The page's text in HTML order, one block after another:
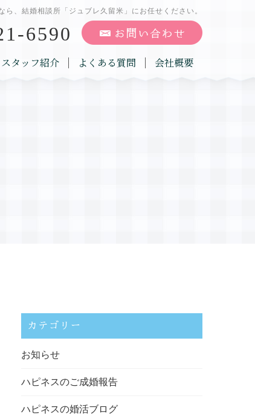
ら、結婚相談所「ジュブレ久留米」にお任せください。
6590
スタッフ紹介 よくある質問 会社概要
カテゴリー
お知らせ
ハピネスのご成婚報告
ハピネスの婚活ブログ